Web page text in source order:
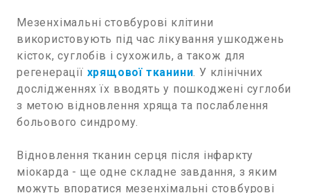
Мезенхімальні стовбурові клітини
використовують під час лікування ушкоджень
кісток, суглобів і сухожиль, а також для
регенерації хрящової тканини . У клінічних
дослідженнях їх вводять у пошкоджені суглоби
з метою відновлення хряща та послаблення
больового синдрому.
Відновлення тканин серця після інфаркту
міокарда - ще одне складне завдання, з яким
можуть впоратися мезенхімальні стовбурові